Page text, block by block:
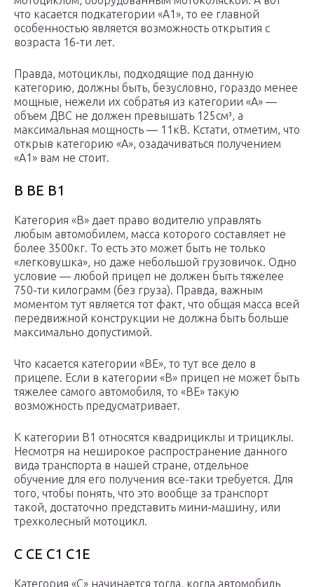
что касается подкатегории «А1», то ее главной
особенностью является возможность открытия с
возраста 16-ти лет.
Правда, мотоциклы, подходящие под данную
категорию, должны быть, безусловно, гораздо менее
мощные, нежели их собратья из категории «А» —
объем ДВС не должен превышать 125см³, а
максимальная мощность — 11кВ. Кстати, отметим, что
открыв категорию «А», озадачиваться получением
«А1» вам не стоит.
В ВЕ В1
Категория «В» дает право водителю управлять
любым автомобилем, масса которого составляет не
более 3500кг. То есть это может быть не только
«легковушка», но даже небольшой грузовичок. Одно
условие — любой прицеп не должен быть тяжелее
750-ти килограмм (без груза). Правда, важным
моментом тут является тот факт, что общая масса всей
передвижной конструкции не должна быть больше
максимально допустимой.
Что касается категории «ВЕ», то тут все дело в
прицепе. Если в категории «В» прицеп не может быть
тяжелее самого автомобиля, то «ВЕ» такую
возможность предусматривает.
К категории B1 относятся квадрициклы и трициклы.
Несмотря на неширокое распространение данного
вида транспорта в нашей стране, отдельное
обучение для его получения все-таки требуется. Для
того, чтобы понять, что это вообще за транспорт
такой, достаточно представить мини-машину, или
трехколесный мотоцикл.
С СЕ С1 С1Е
Категория «С» начинается тогда, когда автомобиль